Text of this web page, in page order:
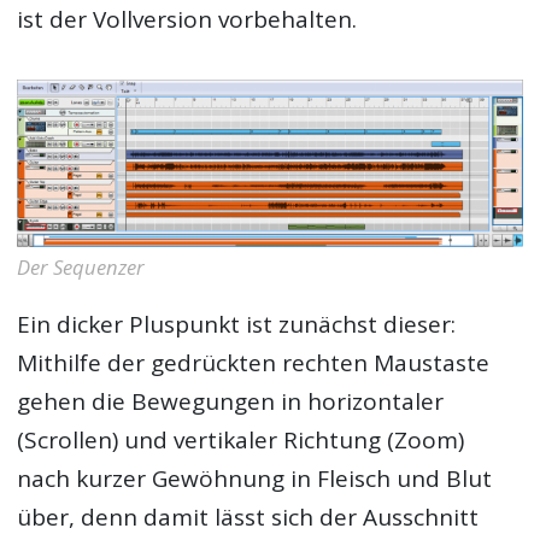
ist der Vollversion vorbehalten.
Der Sequenzer
Ein dicker Pluspunkt ist zunächst dieser:
Mithilfe der gedrückten rechten Maustaste
gehen die Bewegungen in horizontaler
(Scrollen) und vertikaler Richtung (Zoom)
nach kurzer Gewöhnung in Fleisch und Blut
über, denn damit lässt sich der Ausschnitt